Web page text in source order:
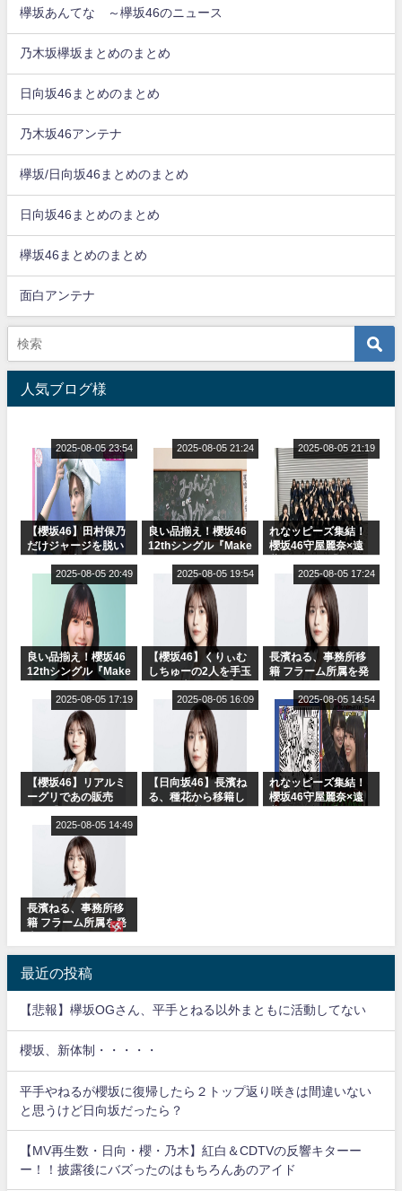
欅坂あんてな ～欅坂46のニュース
乃木坂欅坂まとめのまとめ
日向坂46まとめのまとめ
乃木坂46アンテナ
欅坂/日向坂46まとめのまとめ
日向坂46まとめのまとめ
欅坂46まとめのまとめ
面白アンテナ
人気ブログ様
【櫻坂46】田村保乃
だけジャージを脱い
2025-08-05 23:54
良い品揃え！櫻坂46
12thシングル『Make
ャルグッズ絶賛販売
2025-08-05 21:24
れなッピーズ集結！
櫻坂46守屋麗奈×遠
ット！」水曜スタジ
オ出演決定
2025-08-05 21:19
良い品揃え！櫻坂46
12thシングル『Make
ャルグッズ絶賛販売
2025-08-05 20:49
【櫻坂46】くりぃむ
しちゅーの2人を手玉
りぃむナンタラ】
2025-08-05 19:54
長濱ねる、事務所移
籍 フラーム所属を発
2025-08-05 17:24
【櫻坂46】リアルミ
ーグリであの販売
Break』オフィシャ
ルグッズ解禁
2025-08-05 17:19
【日向坂46】長濱ね
る、種花から移籍し
2025-08-05 16:09
れなッピーズ集結！
櫻坂46守屋麗奈×遠
2025-08-05 14:54
長濱ねる、事務所移
籍 フラーム所属を発
2025-08-05 14:49
最近の投稿
【悲報】欅坂OGさん、平手とねる以外まともに活動してない
櫻坂、新体制・・・・・
平手やねるが櫻坂に復帰したら２トップ返り咲きは間違いない
と思うけど日向坂だったら？
【MV再生数・日向・櫻・乃木】紅白＆CDTVの反響キターー
ー！！披露後にバズったのはもちろんあのアイド